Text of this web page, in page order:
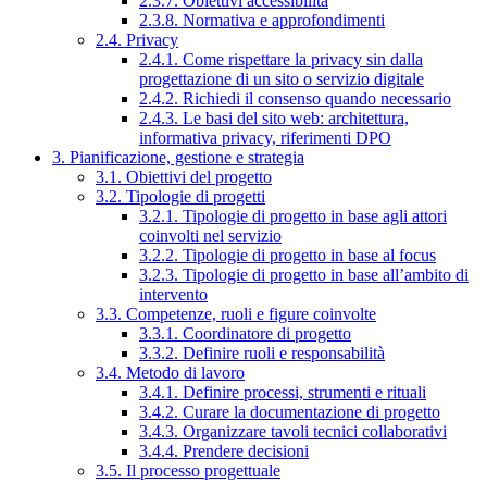
2.3.8. Normativa e approfondimenti
2.4. Privacy
2.4.1. Come rispettare la privacy sin dalla
progettazione di un sito o servizio digitale
2.4.2. Richiedi il consenso quando necessario
2.4.3. Le basi del sito web: architettura,
informativa privacy, riferimenti DPO
3. Pianificazione, gestione e strategia
3.1. Obiettivi del progetto
3.2. Tipologie di progetti
3.2.1. Tipologie di progetto in base agli attori
coinvolti nel servizio
3.2.2. Tipologie di progetto in base al focus
3.2.3. Tipologie di progetto in base all’ambito di
intervento
3.3. Competenze, ruoli e figure coinvolte
3.3.1. Coordinatore di progetto
3.3.2. Definire ruoli e responsabilità
3.4. Metodo di lavoro
3.4.1. Definire processi, strumenti e rituali
3.4.2. Curare la documentazione di progetto
3.4.3. Organizzare tavoli tecnici collaborativi
3.4.4. Prendere decisioni
3.5. Il processo progettuale